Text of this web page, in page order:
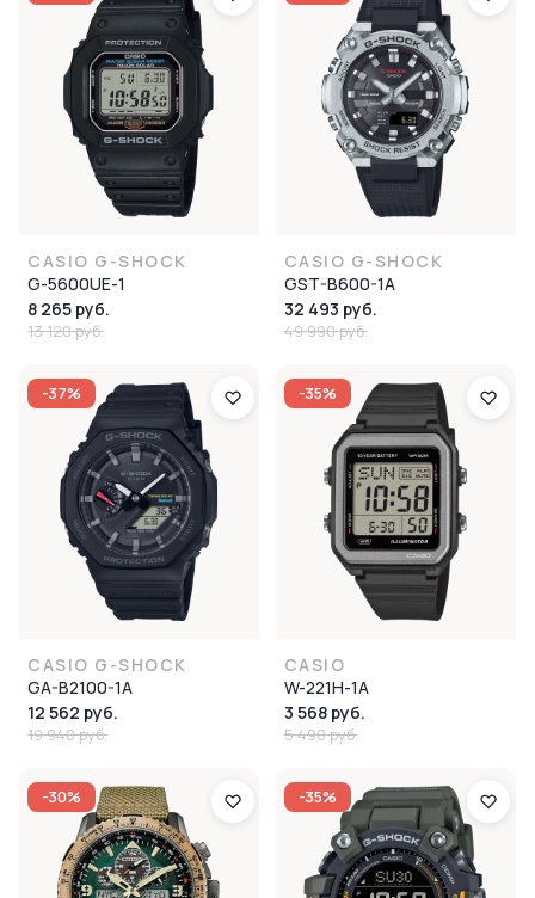
CASIO G-SHOCK
G-5600UE-1
8 265 руб.
13 120 руб.
CASIO G-SHOCK
GST-B600-1A
32 493 руб.
49 990 руб.
-37%
CASIO G-SHOCK
GA-B2100-1A
12 562 руб.
19 940 руб.
-35%
CASIO
W-221H-1A
3 568 руб.
5 490 руб.
-30% -35%